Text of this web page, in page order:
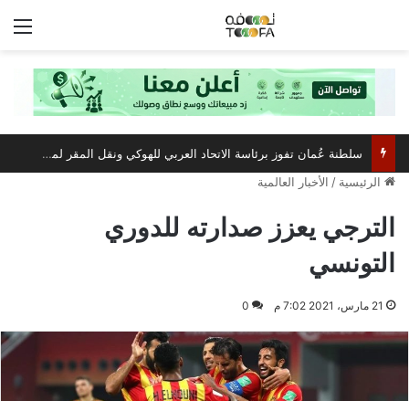
سلطنة عُمان تفوز برئاسة الاتحاد العربي للهوكي ونقل المقر لمسقط
الرئيسية / الأخبار العالمية
الترجي يعزز صدارته للدوري
التونسي
21 مارس، 2021 7:02 م 0